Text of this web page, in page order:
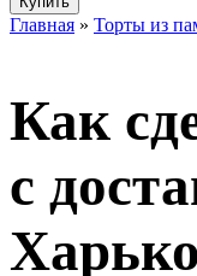
Главная » Торты из
Как
с